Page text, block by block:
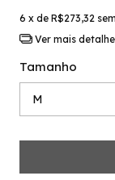
6 x de R$273,32
Ver mais
Tamanho